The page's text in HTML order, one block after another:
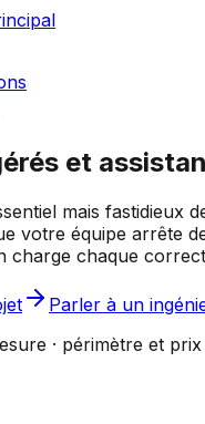
et
mais fastidieux
votre équipe arrête
charge chaque
Parler à un
· périmètre et